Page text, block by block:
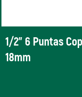
1/2" 6 Puntas
18mm